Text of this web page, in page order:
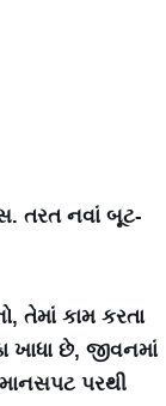
તરત નવાં બૂટ-
તેમાં કામ કરતા
ખાધા છે, જીવનમાં
પરથી